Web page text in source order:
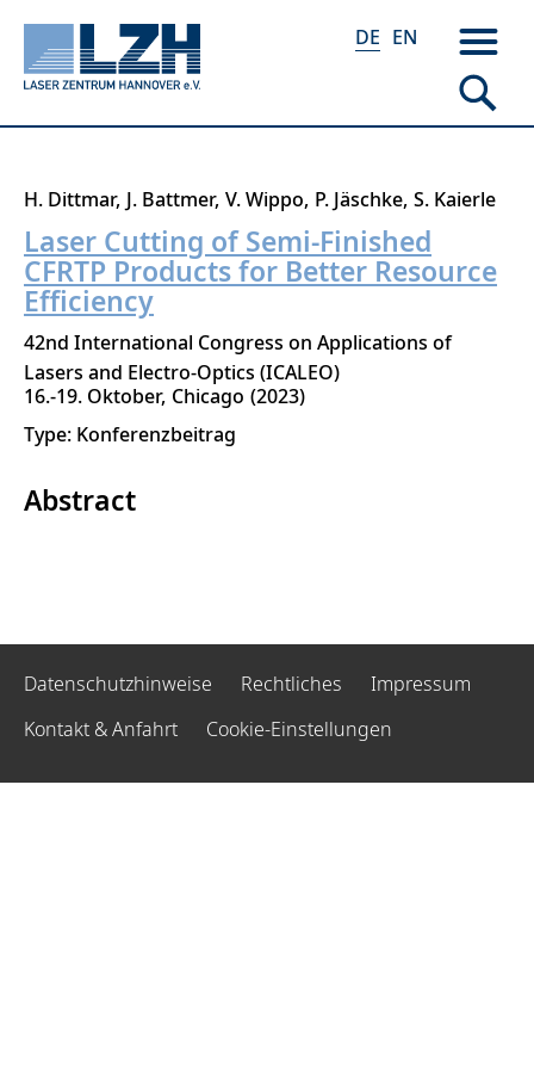
Direkt
zum
Inhalt
DE EN
H. Dittmar J. Battmer V. Wippo P. Jäschke S. Kaierle
Laser Cutting of Semi-Finished
CFRTP Products for Better Resource
Efficiency
42nd International Congress on Applications of
Lasers and Electro-Optics (ICALEO)
16.-19. Oktober Chicago 2023
Type: Konferenzbeitrag
Abstract
Datenschutzhinweise Rechtliches
Impressum
Kontakt & Anfahrt
Cookie-Einstellungen